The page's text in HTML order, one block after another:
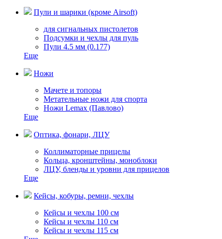
Пули и шарики (кроме Airsoft)
для сигнальных пистолетов
Подсумки и чехлы для пуль
Пули 4.5 мм (0.177)
Еще
Ножи
Мачете и топоры
Метательные ножи для спорта
Ножи Lemax (Павлово)
Еще
Оптика, фонари, ЛЦУ
Коллиматорные прицелы
Кольца, кронштейны, моноблоки
ЛЦУ, бленды и уровни для прицелов
Еще
Кейсы, кобуры, ремни, чехлы
Кейсы и чехлы 100 см
Кейсы и чехлы 110 см
Кейсы и чехлы 115 см